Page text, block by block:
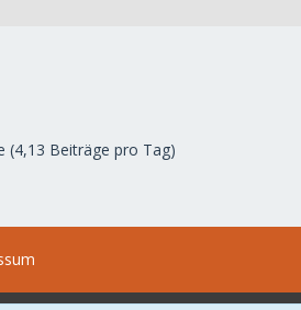
(4,13 Beiträge pro Tag)